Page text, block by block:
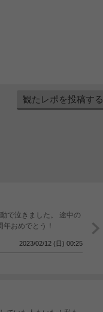
観たレポを投稿する
で泣きました。 途中の
おめでとう！
2023/02/12 (日) 00:25